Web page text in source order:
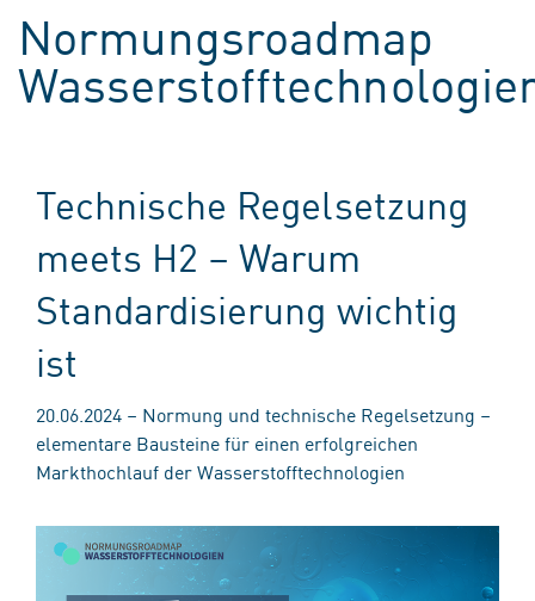
Normungsroadmap
Technische Regelsetzung
meets H2 – Warum
Standardisierung wichtig
ist​
20.06.2024 – Normung und technische Regelsetzung –
elementare Bausteine für einen erfolgreichen
Markthochlauf der Wasserstofftechnologien​